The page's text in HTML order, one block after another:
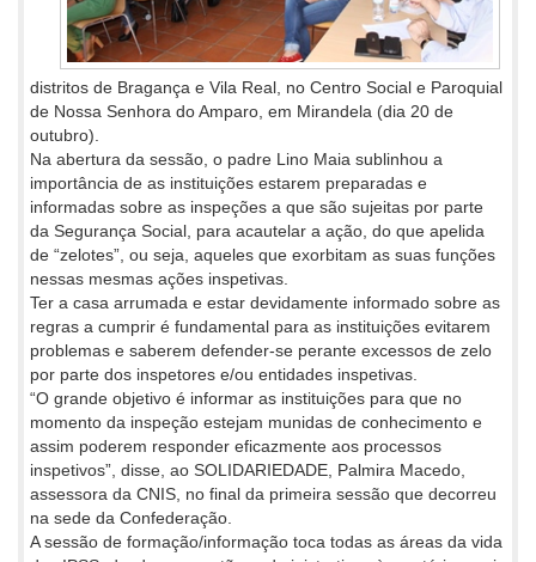
distritos de Bragança e Vila Real, no Centro Social e Paroquial
de Nossa Senhora do Amparo, em Mirandela (dia 20 de
outubro).
Na abertura da sessão, o padre Lino Maia sublinhou a
importância de as instituições estarem preparadas e
informadas sobre as inspeções a que são sujeitas por parte
da Segurança Social, para acautelar a ação, do que apelida
de “zelotes”, ou seja, aqueles que exorbitam as suas funções
nessas mesmas ações inspetivas.
Ter a casa arrumada e estar devidamente informado sobre as
regras a cumprir é fundamental para as instituições evitarem
problemas e saberem defender-se perante excessos de zelo
por parte dos inspetores e/ou entidades inspetivas.
“O grande objetivo é informar as instituições para que no
momento da inspeção estejam munidas de conhecimento e
assim poderem responder eficazmente aos processos
inspetivos”, disse, ao SOLIDARIEDADE, Palmira Macedo,
assessora da CNIS, no final da primeira sessão que decorreu
na sede da Confederação.
A sessão de formação/informação toca todas as áreas da vida